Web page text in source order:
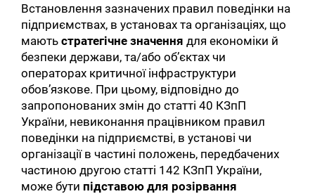
Встановлення зазначених правил поведінки на
підприємствах, в установах та організаціях, що
маютьстратегічне значення для економіки й
безпеки держави, та/або об’єктах чи
операторах критичної інфраструктури
обов’язкове. При цьому, відповідно до
запропонованих змін до статті 40 КЗпП
України, невиконання працівником правил
поведінки на підприємстві, в установі чи
організації в частині положень, передбачених
частиною другою статті 142 КЗпП України,
може бути підставою для розірвання